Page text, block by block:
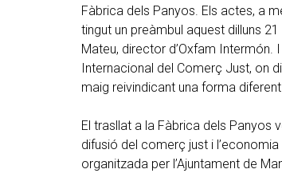
Fàbrica dels Panyos. Els actes, a
tingut un preàmbul aquest dilluns
Mateu, director d’Oxfam
Internacional del Comerç Just, on
maig reivindicant una forma
El trasllat a la Fàbrica dels Panyos
difusió del comerç just i
organitzada per l’Ajuntament de